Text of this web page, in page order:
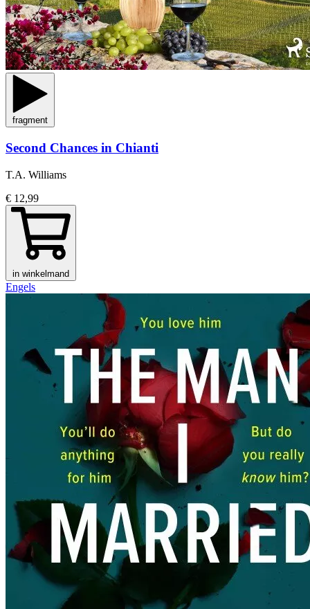
fragment
Second Chances in Chianti
T.A. Williams
€ 12,99
in winkelmand
Engels